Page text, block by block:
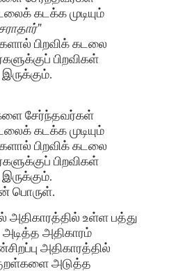
கடக்க முடியும்
பிறவிக் கடலை
பிறவிகள்
சேர்ந்தவர்கள்
கடக்க முடியும்
பிறவிக் கடலை
பிறவிகள்
பொருள்.
அதிகாரத்தில் உள்ள பத்து
அடித்த அதிகாரம்
அதிகாரத்தில்
அடுத்த